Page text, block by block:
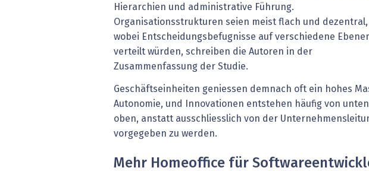
Hierarchien und administrative Führung.
Organisationsstrukturen seien meist flach und dezentral,
wobei Entscheidungsbefugnisse auf verschiedene
verteilt würden, schreiben die Autoren in der
Zusammenfassung der Studie.
Geschäftseinheiten geniessen demnach oft ein hohes
Autonomie, und Innovationen entstehen häufig von
oben, anstatt ausschliesslich von der
vorgegeben zu werden.
Mehr Homeoffice für